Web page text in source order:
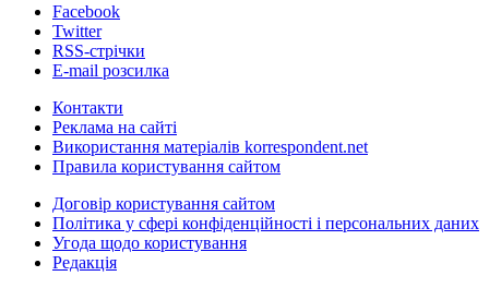
Facebook
Twitter
RSS-стрічки
E-mail розсилка
Контакти
Реклама на сайті
Використання матеріалів korrespondent.net
Правила користування сайтом
Договір користування сайтом
Політика у сфері конфіденційності і персональних даних
Угода щодо користування
Редакція